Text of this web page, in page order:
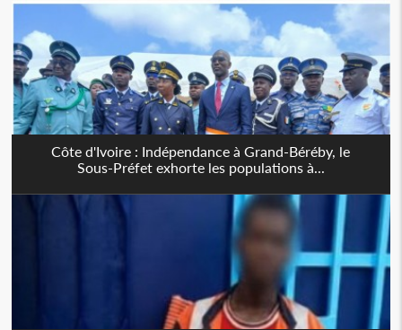
Côte d'Ivoire : Indépendance à Grand-Béréby, le
Sous-Préfet exhorte les populations à...